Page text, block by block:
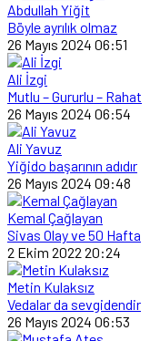
Abdullah Yiğit
Böyle ayrılık olmaz
26 Mayıs 2024 06:51
Ali İzgi
Mutlu – Gururlu – Rahat
26 Mayıs 2024 06:54
Ali Yavuz
Yiğido başarının adıdır
26 Mayıs 2024 09:48
Kemal Çağlayan
Sivas Olay ve 50 Hafta
2 Ekim 2022 20:24
Metin Kulaksız
Vedalar da sevgidendir
26 Mayıs 2024 06:53